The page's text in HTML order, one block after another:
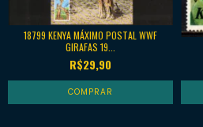
18799 KENYA MÁXIMO POSTAL WWF
GIRAFAS 19...
R$29,90